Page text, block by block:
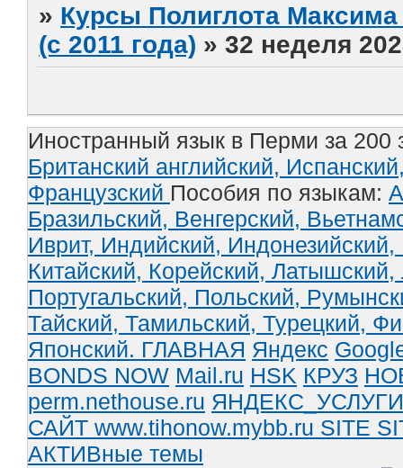
» Курсы Полиглота
(с 2011 года) »32 неделя
Иностранный язык в Перми за 200
Британский английский,
Французский Пособия по языкам:
Бразильский, Венгерский,
Иврит, Индийский, Индонезийский,
Китайский, Корейский, Латышский,
Португальский, Польский,
Тайский, Тамильский, Турецкий,
Японский. ГЛАВНАЯ Яндекс
BONDS NOW Mail.ru HSK КРУЗ
perm.nethouse.ru ЯНДЕКС_УСЛУГИ
САЙТ www.tihonow.mybb.ru SITE
АКТИВные темы